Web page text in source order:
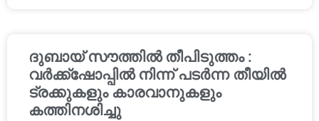
ദുബായ് സൗത്തിൽ തീപിടുത്തം :
വർക്ക്‌ഷോപ്പിൽ നിന്ന് പടർന്ന തീയിൽ
ട്രക്കുകളും കാരവാനുകളും
കത്തിനശിച്ചു